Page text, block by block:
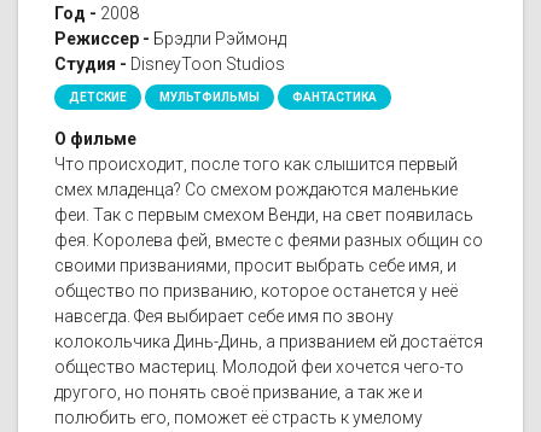
Год - 2008
Режиссер - Брэдли Рэймонд
Студия - DisneyToon Studios
ДЕТСКИЕ МУЛЬТФИЛЬМЫ ФАНТАСТИКА
О фильме
Что происходит, после того как слышится первый
смех младенца? Со смехом рождаются маленькие
феи. Так с первым смехом Венди, на свет появилась
фея. Королева фей, вместе с феями разных общин со
своими призваниями, просит выбрать себе имя, и
общество по призванию, которое останется у неё
навсегда. Фея выбирает себе имя по звону
колокольчика Динь-Динь, а призванием ей достаётся
общество мастериц. Молодой феи хочется чего-то
другого, но понять своё призвание, а так же и
полюбить его, поможет её страсть к умелому